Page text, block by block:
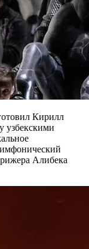
Кирилл
узбекскими
Алибека